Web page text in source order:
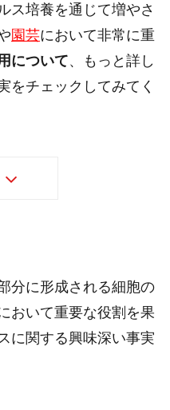
ス培養を通じて増やさ
園芸において非常に重
について、もっと詳し
をチェックしてみてく
分に形成される細胞の
おいて重要な役割を果
に関する興味深い事実